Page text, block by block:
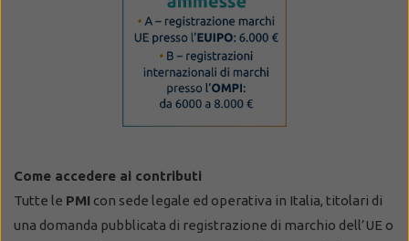
Come accedere ai contributi
Tutte le PMI con sede legale ed operativa in Italia, titolari di
una domanda pubblicata di registrazione di marchio dell’UE o